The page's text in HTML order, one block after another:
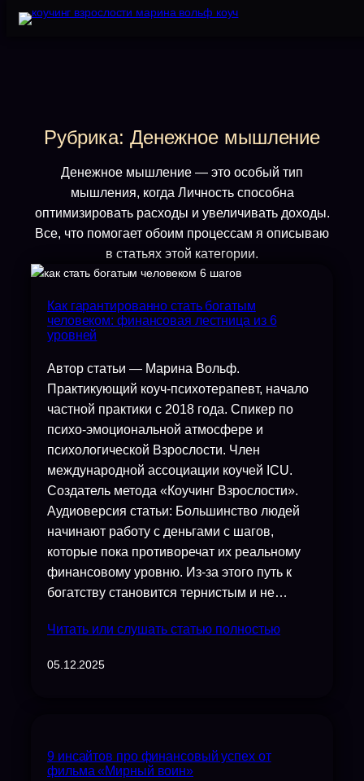
Перейти
Рубрика: Денежное мышление
Денежное мышление — это особый тип
мышления, когда Личность способна
оптимизировать расходы и увеличивать доходы.
Все, что помогает обоим процессам я описываю
в статьях этой категории.
Как гарантированно стать богатым
человеком: финансовая лестница из 6
уровней
Автор статьи — Марина Вольф.
Практикующий коуч-психотерапевт, начало
частной практики с 2018 года. Спикер по
психо-эмоциональной атмосфере и
психологической Взрослости. Член
международной ассоциации коучей ICU.
Создатель метода «Коучинг Взрослости».
Аудиоверсия статьи: Большинство людей
начинают работу с деньгами с шагов,
которые пока противоречат их реальному
финансовому уровню. Из-за этого путь к
богатству становится тернистым и не…
Читать или слушать статью полностью
05.12.2025
9 инсайтов про финансовый успех от
фильма «Мирный воин»